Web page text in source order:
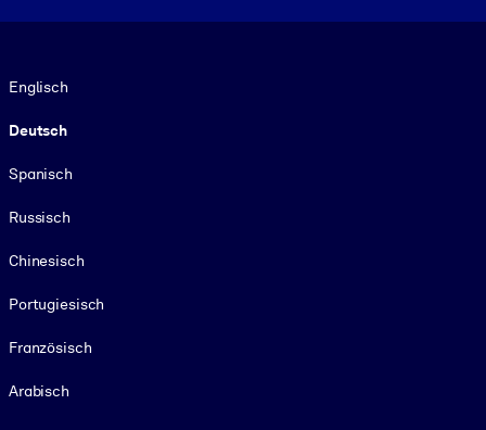
Englisch
Deutsch
Spanisch
Russisch
Chinesisch
Portugiesisch
Französisch
Arabisch